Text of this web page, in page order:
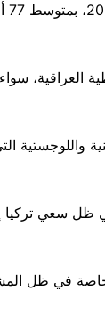
العراقية،
سعي تركيا
خاصة في ظل